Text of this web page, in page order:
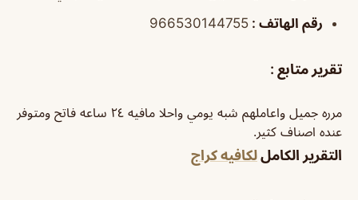
رقم الهاتف : 966530144755
تقرير متابع :
مرره جميل واعاملهم شبه يومي واحلا مافيه ٢٤ ساعه فاتح ومتوفر
عنده اصناف كثير.
التقرير الكامللكافيه كراج